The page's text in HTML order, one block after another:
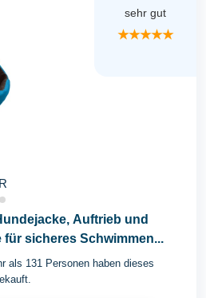
sehr gut
★★★★★
Auftrieb und
sicheres Schwimmen...
als 131 Personen haben dieses